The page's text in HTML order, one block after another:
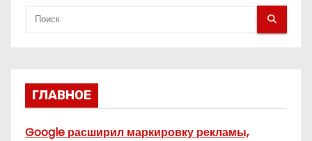
ГЛАВНОЕ
Google расширил маркировку рекламы,